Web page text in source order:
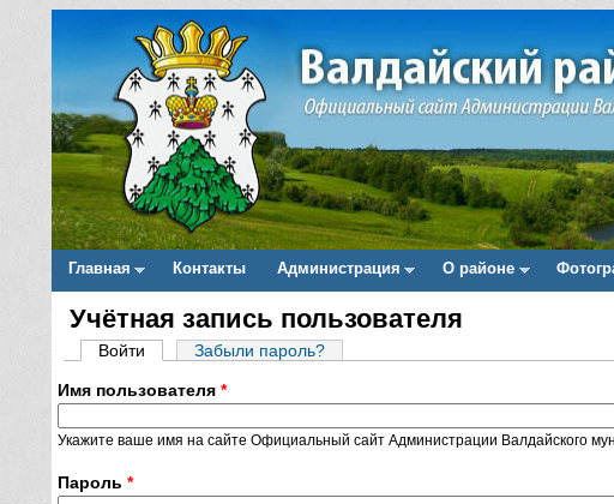
Main menu
Главная Контакты Администрация О районе
Вы здесь
Учётная запись пользователя
Войти (активная вкладка)
Забыли пароль?
Имя пользователя *
Укажите ваше имя на сайте Официальный сайт Администрации Валдайского
Пароль *